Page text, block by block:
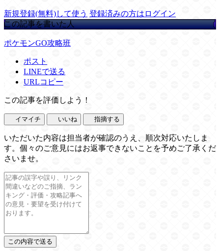
新規登録(無料)して使う 登録済みの方はログイン
この記事を書いた人
ポケモンGO攻略班
ポスト
LINEで送る
URLコピー
この記事を評価しよう！
イマイチ いいね 指摘する
いただいた内容は担当者が確認のうえ、順次対応いたしま
す。個々のご意見にはお返事できないことを予めご了承くだ
さいませ。